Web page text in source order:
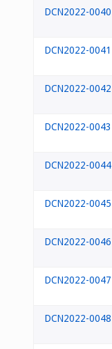
DCN2022-0040
DCN2022-0041
DCN2022-0042
DCN2022-0043
DCN2022-0044
DCN2022-0045
DCN2022-0046
DCN2022-0047
DCN2022-0048